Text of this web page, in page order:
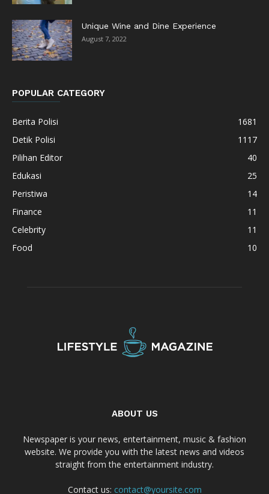
Unique Wine and Dine Experience
August 7, 2022
POPULAR CATEGORY
Berita Polisi
1681
Detik Polisi
1117
Pilihan Editor
40
Edukasi
25
Peristiwa
14
Finance
11
Celebrity
11
Food
10
ABOUT US
Newspaper is your news, entertainment, music & fashion
website. We provide you with the latest news and videos
straight from the entertainment industry.
Contact us: contact@yoursite.com